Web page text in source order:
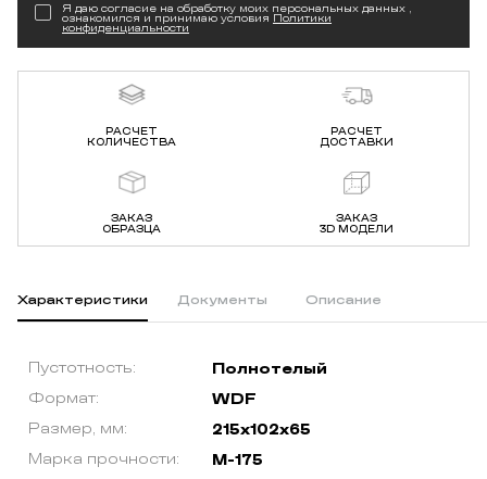
Я даю согласие на обработку моих персональных данных ,
ознакомился и принимаю условия Политики
конфиденциальности
РАСЧЕТ
КОЛИЧЕСТВА
РАСЧЕТ
ДОСТАВКИ
ЗАКАЗ
ОБРАЗЦА
ЗАКАЗ
3D МОДЕЛИ
Характеристики Документы Описание
Пустотность: Полнотелый
Формат: WDF
Размер, мм: 215х102х65
Марка прочности: М-175